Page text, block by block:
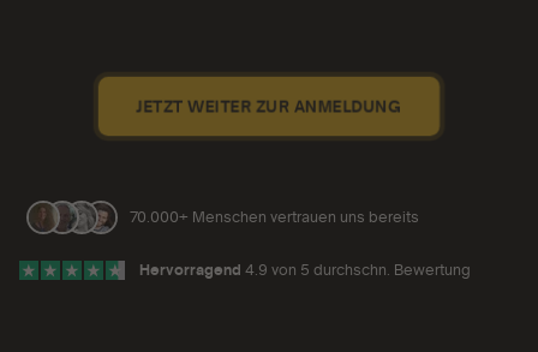
JETZT WEITER ZUR ANMELDUNG
70.000+ Menschen vertrauen uns bereits
Hervorragend 4.9 von 5 durchschn. Bewertung